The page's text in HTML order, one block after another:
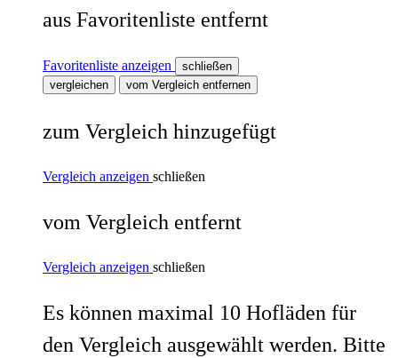
aus Favoritenliste entfernt
Favoritenliste anzeigen
schließen
vergleichen
vom Vergleich entfernen
zum Vergleich hinzugefügt
Vergleich anzeigen schließen
vom Vergleich entfernt
Vergleich anzeigen schließen
Es können maximal 10 Hofläden für
den Vergleich ausgewählt werden. Bitte